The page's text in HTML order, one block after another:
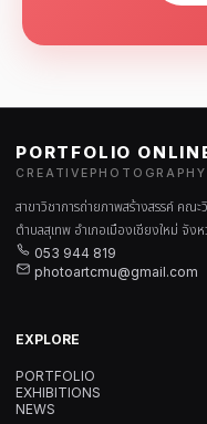
PORTFOLIO
สาขาวิชาการถ่ายภาพสร้างสรรค์ คณ
ตำบลสุเทพ อำเภอเมืองเชียงใหม่ จั
053 944 819
photoartcmu@gmail.com
EXPLORE
PORTFOLIO
EXHIBITIONS
NEWS